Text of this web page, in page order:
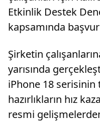
Etkinlik Destek
kapsamında
Şirketin
yarısında
iPhone 18 serisinin
hazırlıkların hız
resmi